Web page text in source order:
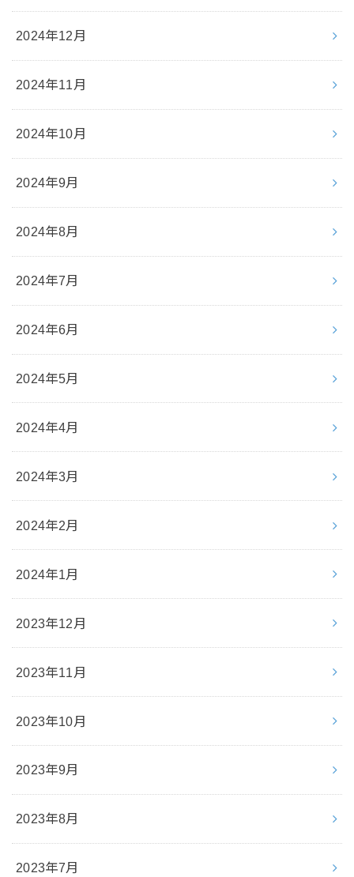
2024年12月
2024年11月
2024年10月
2024年9月
2024年8月
2024年7月
2024年6月
2024年5月
2024年4月
2024年3月
2024年2月
2024年1月
2023年12月
2023年11月
2023年10月
2023年9月
2023年8月
2023年7月